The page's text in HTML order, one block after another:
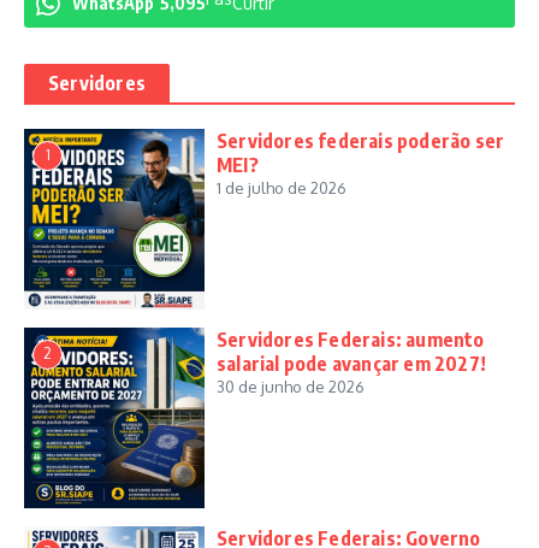
Servidores
1
Servidores federais poderão ser
MEI?
1 de julho de 2026
2
Servidores Federais: aumento
salarial pode avançar em 2027!
30 de junho de 2026
Servidores Federais: Governo